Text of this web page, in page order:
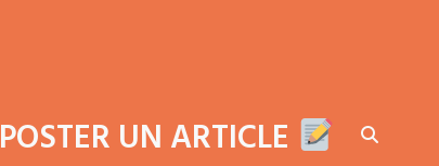
POSTER UN ARTICLE